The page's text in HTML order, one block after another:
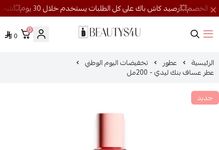
روائح الجمال
0
0
الرئيسية عطور تخفيضات اليوم الوطني
عطر عساف بنك ليدي - 200مل
جديد